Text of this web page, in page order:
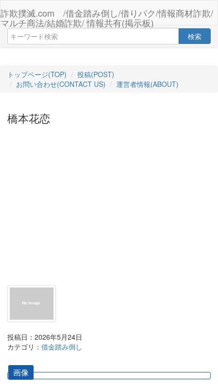
詐欺撲滅.com /借金踏み倒し/借りパク/情報商材詐欺/
マルチ商法/結婚詐欺/ 情報共有(掲示板)
検索
トップページ(TOP)
投稿(POST)
お問い合わせ(CONTACT US)
運営者情報(ABOUT)
橋本花恋
投稿日：2026年5月24日
カテゴリ： 借金踏み倒し
画像